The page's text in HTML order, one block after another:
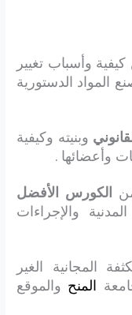
وأسباب تغيير
المواد الدستورية
وبنيته وكيفية
وأعضائها .
الكورس الأفضل
والإجراءات
المجانية الغير
المنح والموقع